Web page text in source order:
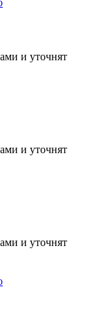
и уточнят
и уточнят
и уточнят